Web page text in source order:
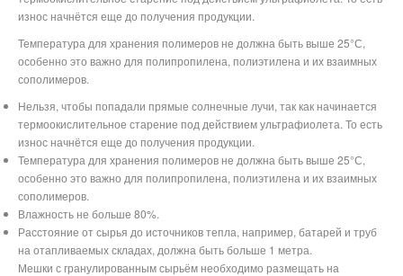
износ начнётся еще до получения продукции.
Температура для хранения полимеров не должна быть выше 25°С,
особенно это важно для полипропилена, полиэтилена и их взаимных
сополимеров.
Нельзя, чтобы попадали прямые солнечные лучи, так как начинается
термоокислительное старение под действием ультрафиолета. То есть
износ начнётся еще до получения продукции.
Температура для хранения полимеров не должна быть выше 25°С,
особенно это важно для полипропилена, полиэтилена и их взаимных
сополимеров.
Влажность не больше 80%.
Расстояние от сырья до источников тепла, например, батарей и труб
на отапливаемых складах, должна быть больше 1 метра.
Мешки с гранулированным сырьём необходимо размещать на